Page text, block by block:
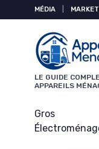
MÉDIA
LE GUIDE
APPAREILS
Gros
Panneau de gestion